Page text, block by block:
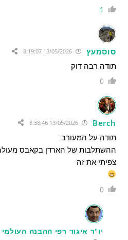
1
סוסמעץ
תודה רבה דוק
0
Berch
תודה על המעורב
ההשתלבות של הארדן בקאבס
צפיתי את זה
0
יו"ר איגוד רפי ההבנה העולמי